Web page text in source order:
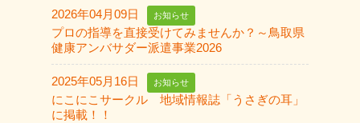
2026年04月09日 お知らせ
プロの指導を直接受けてみませんか？～鳥取県
健康アンバサダー派遣事業2026
2025年05月16日 お知らせ
にこにこサークル 地域情報誌「うさぎの耳」
に掲載！！